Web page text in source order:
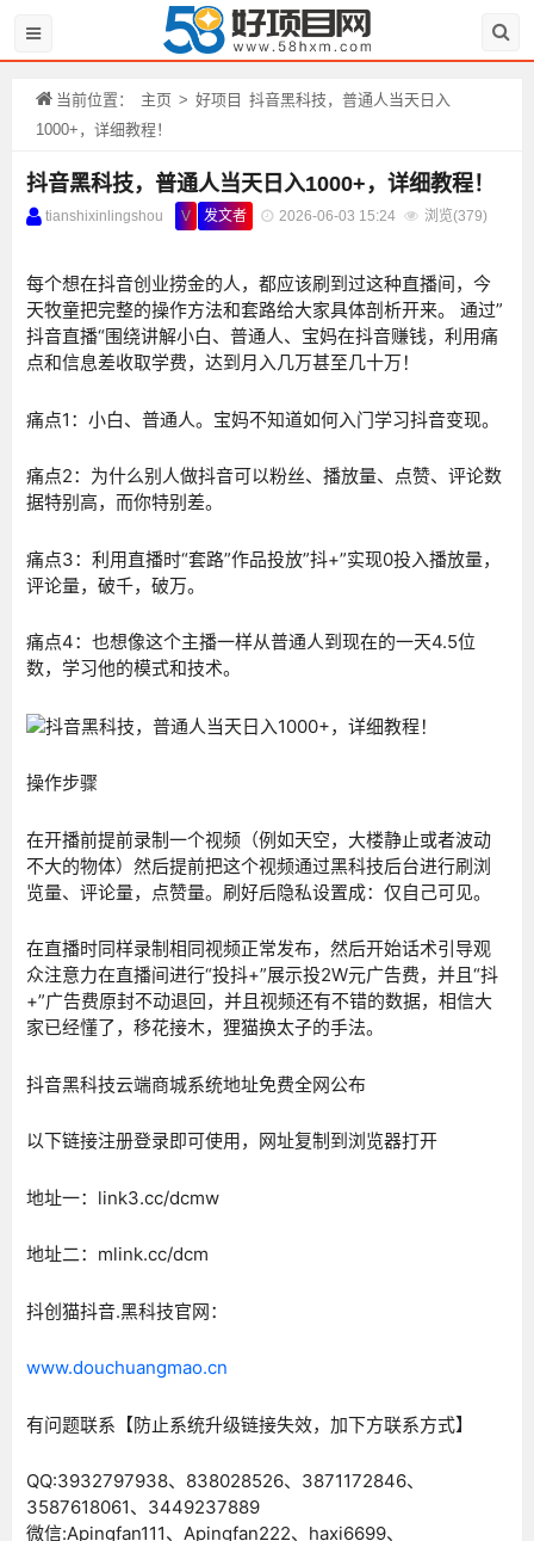
当前位置： 主页 > 好项目 抖音黑科技，普通人当天日入
1000+，详细教程！
抖音黑科技，普通人当天日入1000+，详细教程！
tianshixinlingshou V 发文者 2026-06-03 15:24 浏览(379)
每个想在抖音创业捞金的人，都应该刷到过这种直播间，今
天牧童把完整的操作方法和套路给大家具体剖析开来。 通过”
抖音直播“围绕讲解小白、普通人、宝妈在抖音赚钱，利用痛
点和信息差收取学费，达到月入几万甚至几十万！
痛点1：小白、普通人。宝妈不知道如何入门学习抖音变现。
痛点2：为什么别人做抖音可以粉丝、播放量、点赞、评论数
据特别高，而你特别差。
痛点3：利用直播时“套路”作品投放”抖+”实现0投入播放量，
评论量，破千，破万。
痛点4：也想像这个主播一样从普通人到现在的一天4.5位
数，学习他的模式和技术。
操作步骤
在开播前提前录制一个视频（例如天空，大楼静止或者波动
不大的物体）然后提前把这个视频通过黑科技后台进行刷浏
览量、评论量，点赞量。刷好后隐私设置成：仅自己可见。
在直播时同样录制相同视频正常发布，然后开始话术引导观
众注意力在直播间进行“投抖+”展示投2W元广告费，并且“抖
+”广告费原封不动退回，并且视频还有不错的数据，相信大
家已经懂了，移花接木，狸猫换太子的手法。
抖音黑科技云端商城系统地址免费全网公布
以下链接注册登录即可使用，网址复制到浏览器打开
地址一：link3.cc/dcmw
地址二：mlink.cc/dcm
抖创猫抖音.黑科技官网：
www.douchuangmao.cn
有问题联系【防止系统升级链接失效，加下方联系方式】
QQ:3932797938、838028526、3871172846、
3587618061、3449237889
微信:Apingfan111、Apingfan222、haxi6699、